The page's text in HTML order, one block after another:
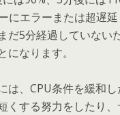
にエラーまたは超遅
だ5分経過していない
になります。
は、CPU条件を緩和
くする努力をしたり